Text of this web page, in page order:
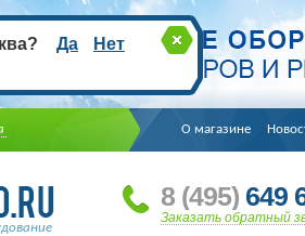
Да Нет
О магазине
8 (495) 649
Заказать обратный